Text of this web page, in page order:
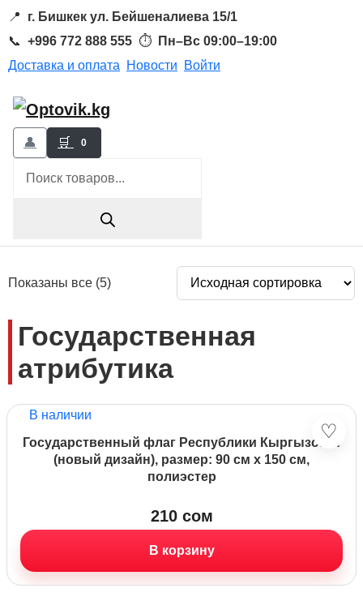
📍
г. Бишкек ул. Бейшеналиева 15/1
📞 +996 772 888 555 ⏱
Пн–Вс 09:00–19:00
Доставка и оплата
Новости Войти
👤 🛒 0
Показаны все (5)
Государственная
атрибутика
В наличии
♡
Государственный флаг Республики Кыргызстан
(новый дизайн), размер: 90 см х 150 см,
полиэстер
210 сом
В корзину